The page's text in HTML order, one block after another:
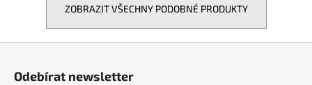
ZOBRAZIT VŠECHNY PODOBNÉ PRODUKTY
Odebírat newsletter